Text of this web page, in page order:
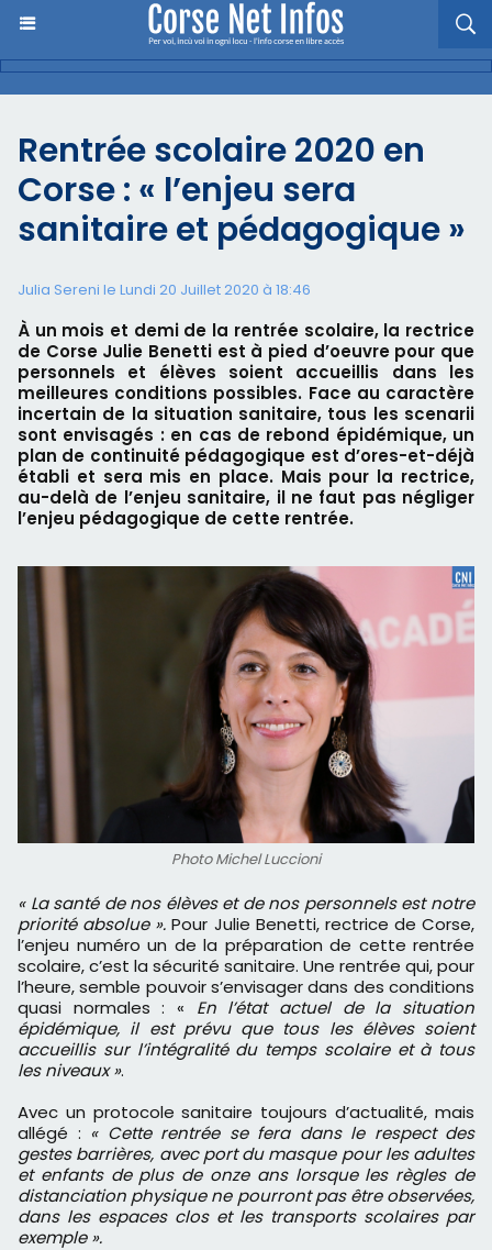
Rentrée scolaire 2020 en
Corse : « l’enjeu sera
sanitaire et pédagogique »
Julia Sereni le Lundi 20 Juillet 2020 à 18:46
À un mois et demi de la rentrée scolaire, la rectrice
de Corse Julie Benetti est à pied d’oeuvre pour que
personnels et élèves soient accueillis dans les
meilleures conditions possibles. Face au caractère
incertain de la situation sanitaire, tous les scenarii
sont envisagés : en cas de rebond épidémique, un
plan de continuité pédagogique est d’ores-et-déjà
établi et sera mis en place. Mais pour la rectrice,
au-delà de l’enjeu sanitaire, il ne faut pas négliger
l’enjeu pédagogique de cette rentrée.
Photo Michel Luccioni
« La santé de nos élèves et de nos personnels est notre
priorité absolue ».Pour Julie Benetti, rectrice de Corse,
l’enjeu numéro un de la préparation de cette rentrée
scolaire, c’est la sécurité sanitaire. Une rentrée qui, pour
l’heure, semble pouvoir s’envisager dans des conditions
quasi normales : « En l’état actuel de la situation
épidémique, il est prévu que tous les élèves soient
accueillis sur l’intégralité du temps scolaire et à tous
les niveaux ».
Avec un protocole sanitaire toujours d’actualité, mais
allégé : « Cette rentrée se fera dans le respect des
gestes barrières, avec port du masque pour les adultes
et enfants de plus de onze ans lorsque les règles de
distanciation physique ne pourront pas être observées,
dans les espaces clos et les transports scolaires par
exemple ».